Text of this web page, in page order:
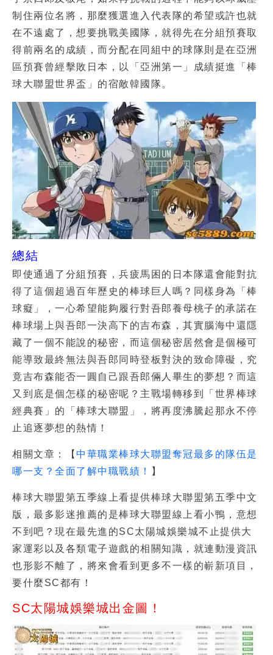
制住兩位名將，那麼獲選進入代表隊的希望或許也就
在不遠處了，想要挑戰美國隊，就得先在分組預賽取
得前兩名的成績，而分配在同組中的球隊則是在亞洲
區預賽曾經擊敗日本，以「亞洲第一」成績挺進「 棒
球大聯盟世界盃 」的宿敵韓國隊。
總結
即使通過了分組預賽，兵疲馬困的日本隊還會能對抗
得了這個超過百年歷史的棒球巨人嗎？同樣身為「棒
球癡」，一心希望能夠履行對吾郎養母桃子的承諾在
棒球場上與吾郎一決高下的吉布森，其實腦海中還隱
藏了一個不能說的秘密，而這個秘密居然會是個極可
能導致最終無法與吾郎同時登板對決的致命障礙，究
竟吉布森能否一圓自己跟吾郎倆人畢生的夢想？而這
又到底是個怎樣的秘密呢？主戰場轉移到「世界棒球
經典賽」的「 棒球大聯盟 」，將再度沸騰起那永不停
止追逐夢想的熱情！
相關文章：【 中華職業棒球大聯盟奪冠最多的隊伍是
哪一支？全面了解中職戰績！
】
棒球大聯盟第五季線上看提供棒球大聯盟第五季中文
版
，最多影迷推薦的是棒球大聯盟線上看小鴨 ，意想
不到吧？現在最先進的SC太陽城娛樂城不止提供大
家運彩以及各類電子遊戲的相關知識，就連動漫資訊
也形影不離了，將來會看到更多不一樣的嶄新項目，
要什麼SC都有！
SC太陽城娛樂城出金圖！